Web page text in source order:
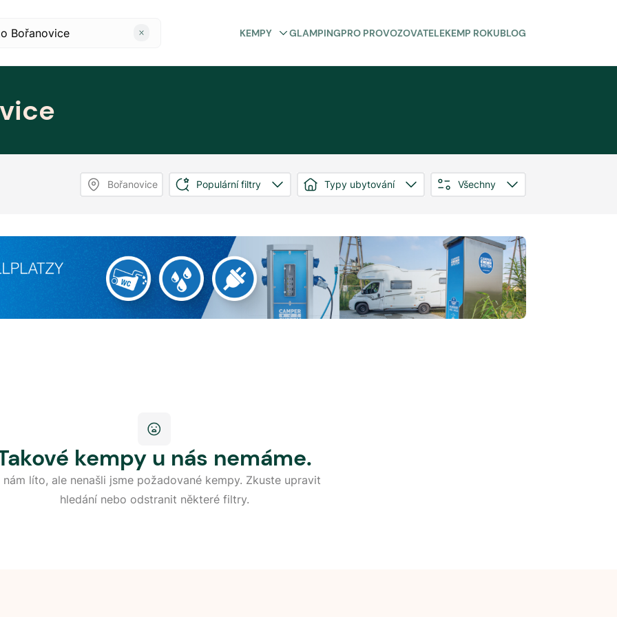
KEMPY GLAMPINGPRO PROVOZOVATELEKEMP ROKUBLOG
Bořanovice Populární filtry Typy ubytování Všechny
kempy u nás nemáme.
nám líto, ale nenašli jsme požadované kempy. Zkuste upravit
hledání nebo odstranit některé filtry.